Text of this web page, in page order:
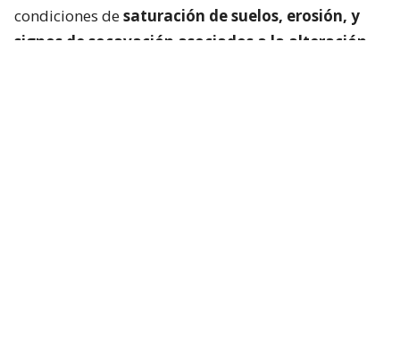
condiciones desaturación de suelos, erosión, y
signos de socavación asociados a la alteración